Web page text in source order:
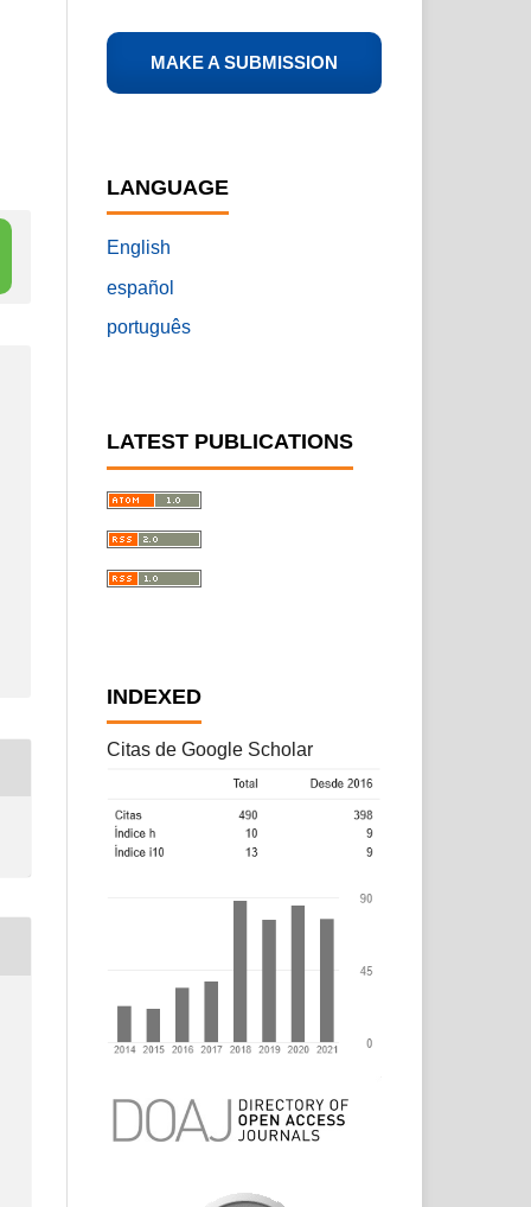
MAKE A SUBMISSION
LANGUAGE
English
español
português
LATEST PUBLICATIONS
INDEXED
Citas de Google Scholar